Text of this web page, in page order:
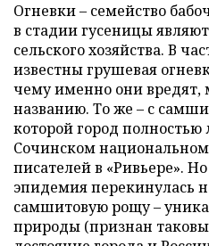
Огневки – семейство
в стадии гусеницы
сельского хозяйства. В
известны грушевая
чему именно они вредят,
названию. То же – с
которой город
Сочинском
писателей в «Ривьере».
эпидемия перекинулась
самшитовую рощу –
природы (признан